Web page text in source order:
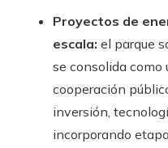
Proyectos de
escala: el parque
se consolida como
cooperación
inversión,
incorporando